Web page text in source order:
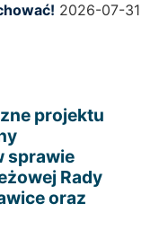
2026-07-31
projektu
sprawie
Rady
oraz